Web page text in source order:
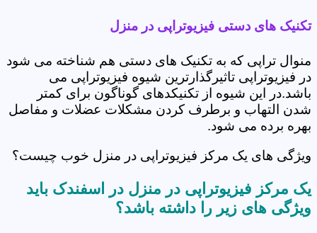
تکنیک های دستی فیزیوتراپی در منزل
منوال تراپی که به تکنیک های دستی هم شناخته می شود
در فیزیوتراپی تاثیرگذارترین شیوه فیزیوتراپی می
باشد.در این شیوه از تکنیکدهای گوناگون برای کمتر
شدن التهاب و برطرف کردن مشکلات عضلات و مفاصل
بهره برده می شود.
ویژگی های یک مرکز فیزیوتراپی در منزل خوب چیست؟
یک مرکز فیزیوتراپی در منزل در اسفندک باید
ویژگی های زیر را داشته باشد؟